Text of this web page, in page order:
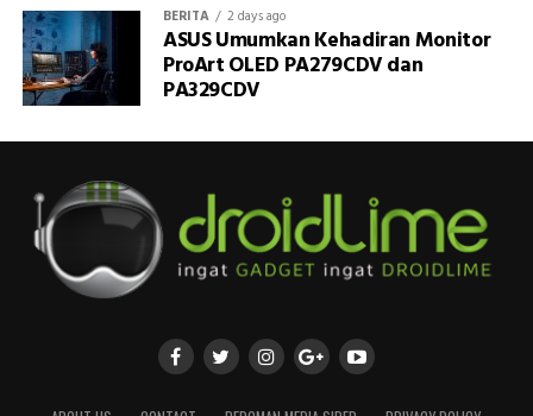
BERITA 2 days ago
ASUS Umumkan Kehadiran Monitor
ProArt OLED PA279CDV dan
PA329CDV